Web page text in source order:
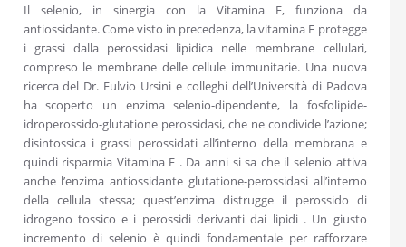
Il selenio, in sinergia con la Vitamina E, funziona da
antiossidante. Come visto in precedenza, la vitamina E protegge
i grassi dalla perossidasi lipidica nelle membrane cellulari,
compreso le membrane delle cellule immunitarie. Una nuova
ricerca del Dr. Fulvio Ursini e colleghi dell’Università di Padova
ha scoperto un enzima selenio-dipendente, la fosfolipide-
idroperossido-glutatione perossidasi, che ne condivide l’azione;
disintossica i grassi perossidati all’interno della membrana e
quindi risparmia Vitamina E . Da anni si sa che il selenio attiva
anche l’enzima antiossidante glutatione-perossidasi all’interno
della cellula stessa; quest’enzima distrugge il perossido di
idrogeno tossico e i perossidi derivanti dai lipidi . Un giusto
incremento di selenio è quindi fondamentale per rafforzare